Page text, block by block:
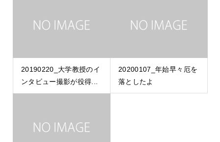
20190220_大学教授のイ
ンタビュー撮影が役得...
20200107_年始早々厄を
落としたよ